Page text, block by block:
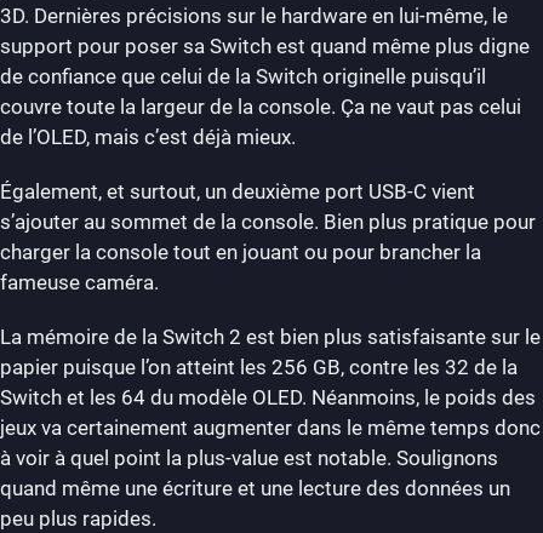
3D. Dernières précisions sur le hardware en lui-même, le
support pour poser sa Switch est quand même plus digne
de confiance que celui de la Switch originelle puisqu’il
couvre toute la largeur de la console. Ça ne vaut pas celui
de l’OLED, mais c’est déjà mieux.
Également, et surtout, un deuxième port USB-C vient
s’ajouter au sommet de la console. Bien plus pratique pour
charger la console tout en jouant ou pour brancher la
fameuse caméra.
La mémoire de la Switch 2 est bien plus satisfaisante sur le
papier puisque l’on atteint les 256 GB, contre les 32 de la
Switch et les 64 du modèle OLED. Néanmoins, le poids des
jeux va certainement augmenter dans le même temps donc
à voir à quel point la plus-value est notable. Soulignons
quand même une écriture et une lecture des données un
peu plus rapides.